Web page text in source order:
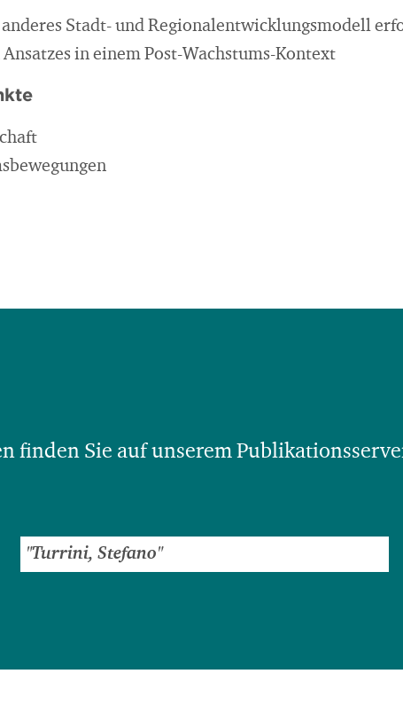
Stadt- und Regionalentwicklungsmodell
in einem Post-Wachstums-Kontext
finden Sie auf unserem